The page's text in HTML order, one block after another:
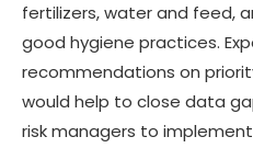
fertilizers, water and feed,
good hygiene practices.
recommendations on
would help to close data
risk managers to implement